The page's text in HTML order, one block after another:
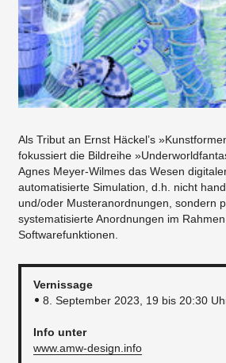
Als Tribut an Ernst Häckel’s
fokussiert die Bildreihe
Agnes Meyer-Wilmes das Wesen
automatisierte Simulation, d.h. nicht
und/oder Musteranordnungen, sondern
systematisierte Anordnungen im
Softwarefunktionen.
Vernissage
8. September 2023, 19 bis 20:30
Info unter
www.amw-design.info